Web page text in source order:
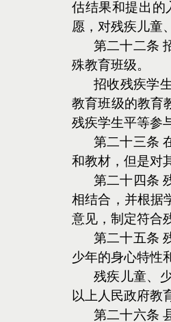
估结果和提出的
愿，对残疾儿童
第二十二条
殊教育班级。
招收残疾学
教育班级的教育
残疾学生平等参
第二十三条
和教材，但是对
第二十四条
相结合，并根据
意见，制定符合
第二十五条
少年的身心特性
残疾儿童、
以上人民政府教
第二十六条